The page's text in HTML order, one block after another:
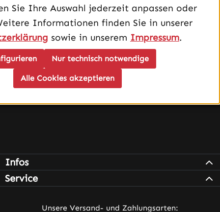
Oder über unserKontaktformular
Vertrag widerrufen
Schau auf Instagram vorbei – öffnet in neuem Tab
Sieh dir unsere TikTok-Videos an – öffnet in neuem
Sieh dir unsere Videos auf YouTube an – öffnet
Infos
Service
Unsere Versand- und Zahlungsarten:
Sie Ihre Auswahl jederzeit anpassen oder
Informationen finden Sie in unserer
sowie in unserem Impressum.
Nur technisch notwendige
Alle Cookies akzeptieren